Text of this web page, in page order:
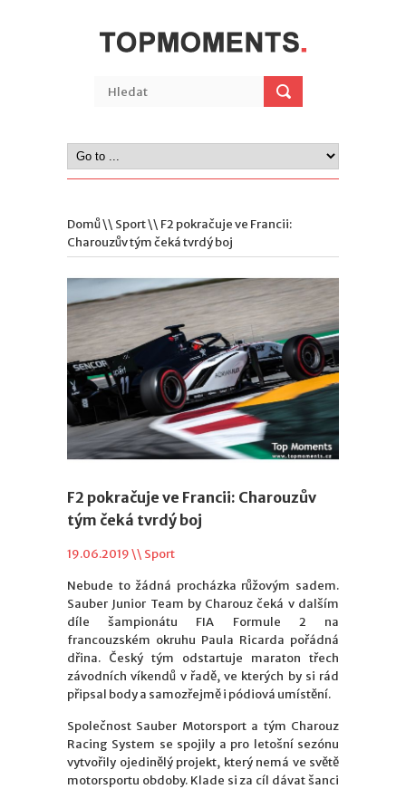
Domů\\ Sport\\ F2 pokračuje ve Francii:
Charouzův tým čeká tvrdý boj
F2 pokračuje ve Francii: Charouzův
tým čeká tvrdý boj
19.06.2019 \\ Sport
Nebude to žádná procházka růžovým sadem.
Sauber Junior Team by Charouz čeká v dalším
díle šampionátu FIA Formule 2 na
francouzském okruhu Paula Ricarda pořádná
dřina. Český tým odstartuje maraton třech
závodních víkendů v řadě, ve kterých by si rád
připsal body a samozřejmě i pódiová umístění.
Společnost Sauber Motorsport a tým Charouz
Racing System se spojily a pro letošní sezónu
vytvořily ojedinělý projekt, který nemá ve světě
motorsportu obdoby. Klade si za cíl dávat šanci